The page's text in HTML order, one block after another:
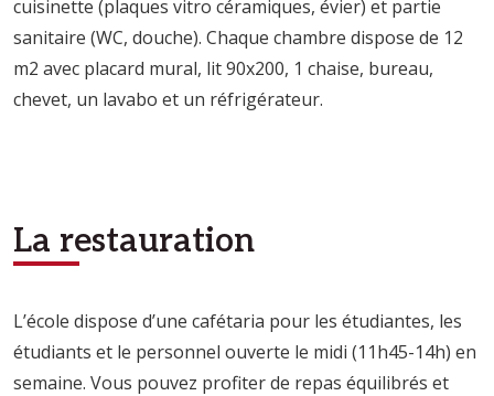
cuisinette (plaques vitro céramiques, évier) et partie
sanitaire (WC, douche). Chaque chambre dispose de 12
m2 avec placard mural, lit 90x200, 1 chaise, bureau,
chevet, un lavabo et un réfrigérateur.
La restauration
L’école dispose d’une cafétaria pour les étudiantes, les
étudiants et le personnel ouverte le midi (11h45-14h) en
semaine. Vous pouvez profiter de repas équilibrés et